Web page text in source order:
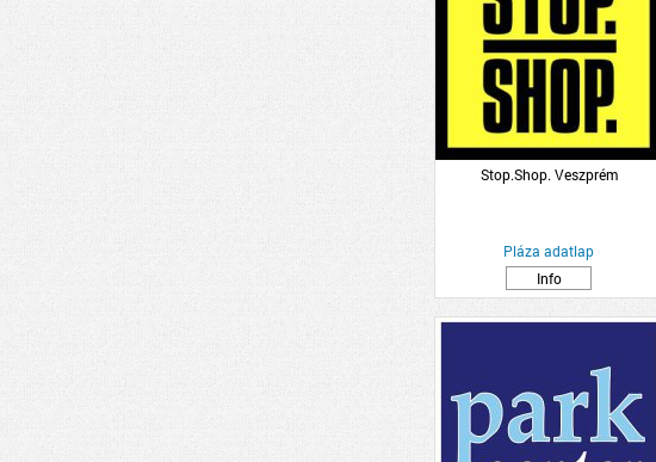
Stop.Shop. Veszprém
Pláza adatlap
Info